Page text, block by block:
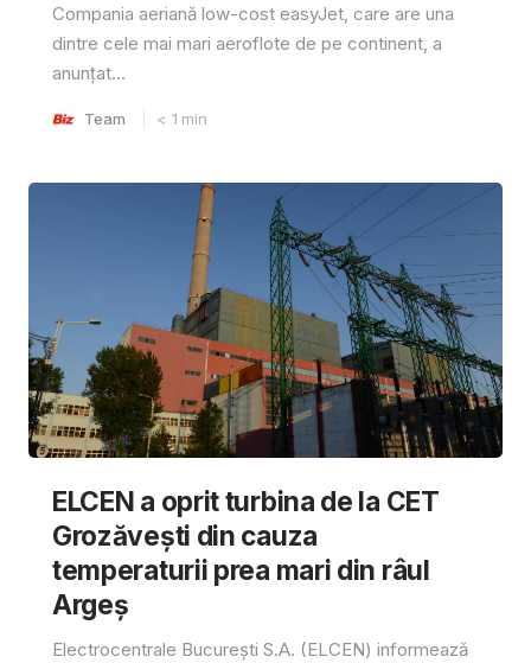
Compania aeriană low-cost easyJet, care are una
dintre cele mai mari aeroflote de pe continent, a
anunțat...
Team < 1 min
ELCEN a oprit turbina de la CET
Grozăvești din cauza
temperaturii prea mari din râul
Argeș
Electrocentrale București S.A. (ELCEN) informează